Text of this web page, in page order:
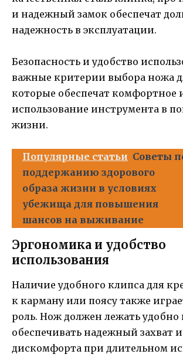
и надежный замок обеспечат
надежность в эксплуатации.
Безопасность и удобство
важные критерии выбора ножа
которые обеспечат комфортное
использование инструмента в
жизни.
Популярные статьи Советы
поддержанию здорового
образа жизни в условиях
убежища для повышения
шансов на выживание
Эргономика и удобство
использования
Наличие удобного клипса для
к карману или поясу также
роль. Нож должен лежать удобно
обеспечивать надежный захват
дискомфорта при длительном